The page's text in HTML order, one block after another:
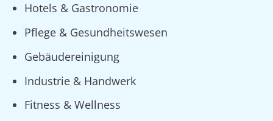
Hotels & Gastronomie
Pflege & Gesundheitswesen
Gebäudereinigung
Industrie & Handwerk
Fitness & Wellness